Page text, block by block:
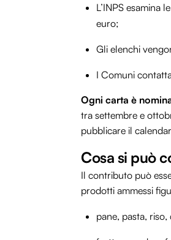
L’INPS esamina
euro;
Gli elenchi
I Comuni
Ogni carta è
tra settembre e
pubblicare il
Cosa si può
Il contributo può
prodotti ammessi
pane, pasta,